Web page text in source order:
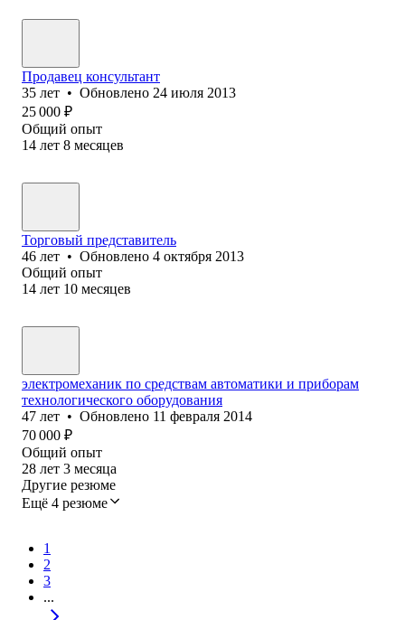
Продавец консультант
35 лет • Обновлено 24 июля 2013
25 000 ₽
Общий опыт
14 лет 8 месяцев
Торговый представитель
46 лет • Обновлено 4 октября 2013
Общий опыт
14 лет 10 месяцев
электромеханик по средствам автоматики и приборам
технологического оборудования
47 лет • Обновлено 11 февраля 2014
70 000 ₽
Общий опыт
28 лет 3 месяца
Другие резюме
Ещё 4 резюме
1
2
3
...